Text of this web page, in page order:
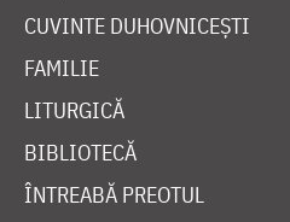
CUVINTE DUHOVNICEȘTI
FAMILIE
LITURGICĂ
BIBLIOTECĂ
ÎNTREABĂ PREOTUL